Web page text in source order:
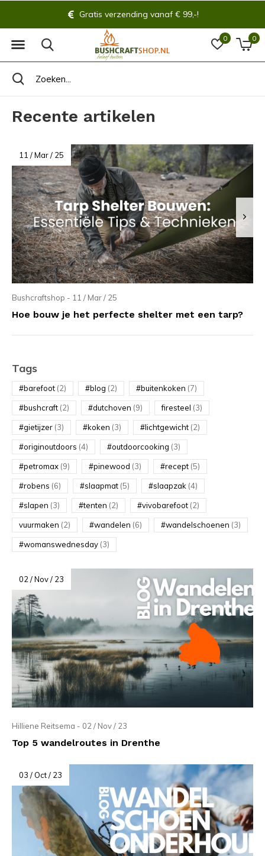
0 0
Altijd 14 dagen bedenktijd!
Recente artikelen
11 / Mar / 25
Bushcraftshop - 11 / Mar / 25
Hoe bouw je het perfecte shelter met een tarp?
Tags
#barefoot (2) #blog (2) #buitenkoken (7)
#bushcraft (2) #dutchoven (9) firesteel (3)
#gietijzer (3) #koken (3) #lichtgewicht (2)
#originoutdoors (4) #outdoorcooking (3)
#petromax (9) #pinewood (3) #recept (5)
#robens (6) #slaapmat (5) #slaapzak (4)
#slapen (3) #tenten (2) #vivobarefoot (2)
vuurmaken (2) #wandelen (6) #wandelschoenen (3)
#womanswednesday (3)
02 / Nov / 23
Hilliene Reitsema - 02 / Nov / 23
Top 5 wandelroutes in Drenthe
03 / Oct / 23